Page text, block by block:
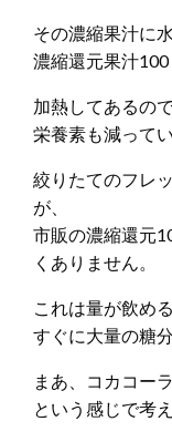
その濃縮果汁に
濃縮還元果汁100
加熱してあるので
栄養素も減って
絞りたてのフレ
が、
市販の濃縮還元
くありません。
これは量が飲める
すぐに大量の糖
まあ、コカコー
という感じで考